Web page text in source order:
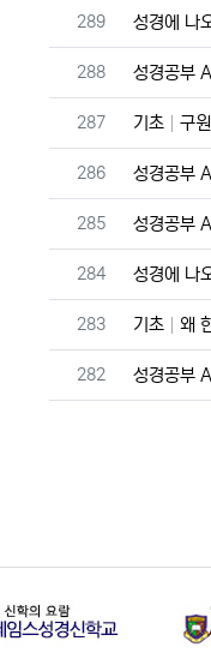
번호
289 성경에 나
번호
288 성경공부
번호
287 기초 구
번호
286 성경공부
번호
285 성경공부
번호
284 성경에 나
번호
283 기초 왜
번호
282 성경공부